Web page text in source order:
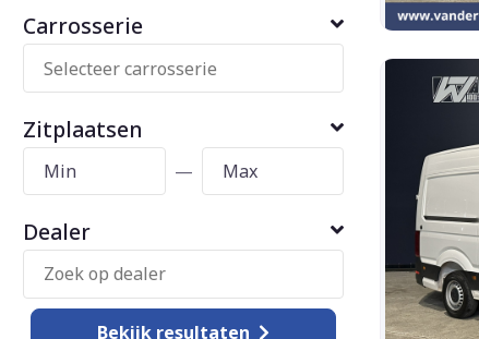
Carrosserie
Zitplaatsen
—
Dealer
Bekijk resultaten